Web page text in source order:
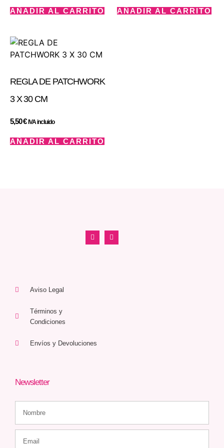
AÑADIR AL CARRITO AÑADIR AL CARRITO
REGLA DE PATCHWORK
3 X 30 CM
5,50€ IVA incluido
AÑADIR AL CARRITO
Aviso Legal
Términos y
Condiciones
Envíos y Devoluciones
Newsletter